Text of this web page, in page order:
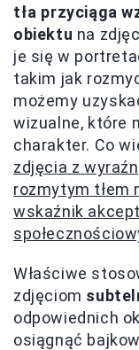
tła przyciąga
obiektu na
je się w
takim jak
możemy
wizualne, które
charakter. Co
zdjęcia z
rozmytym tłem
wskaźnik
Właściwe
zdjęciom
odpowiednich
osiągnąć